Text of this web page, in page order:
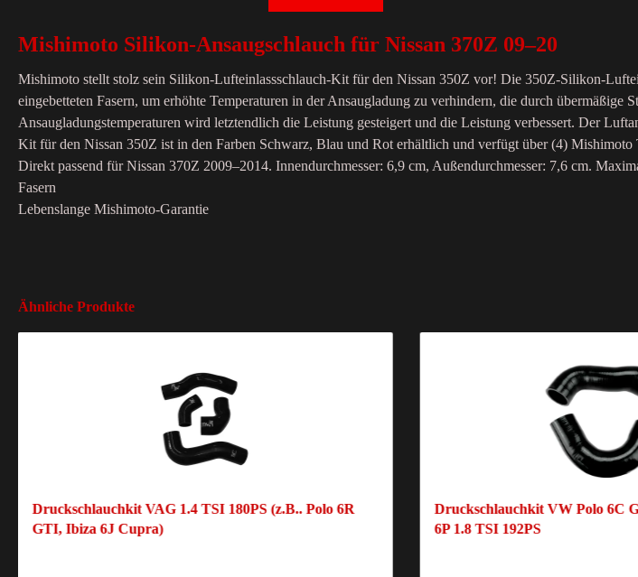
Mishimoto Silikon-Ansaugschlauch für Nissan 370Z 09–20
Mishimoto stellt stolz sein Silikon-Lufteinlassschlauch-Kit für den Nissan 350Z vor! Die 350Z-Silikon-
eingebetteten Fasern, um erhöhte Temperaturen in der Ansaugladung zu verhindern, die durch
Ansaugladungstemperaturen wird letztendlich die Leistung gesteigert und die Leistung verbessert. Der
Kit für den Nissan 350Z ist in den Farben Schwarz, Blau und Rot erhältlich und verfügt über (4)
Direkt passend für Nissan 370Z 2009–2014. Innendurchmesser: 6,9 cm, Außendurchmesser: 7,6 cm.
Fasern
Lebenslange Mishimoto-Garantie
Ähnliche Produkte
Druckschlauchkit VAG 1.4 TSI 180PS (z.B.. Polo 6R
GTI, Ibiza 6J Cupra)
Druckschlauchkit VW Polo 6C
6P 1.8 TSI 192PS